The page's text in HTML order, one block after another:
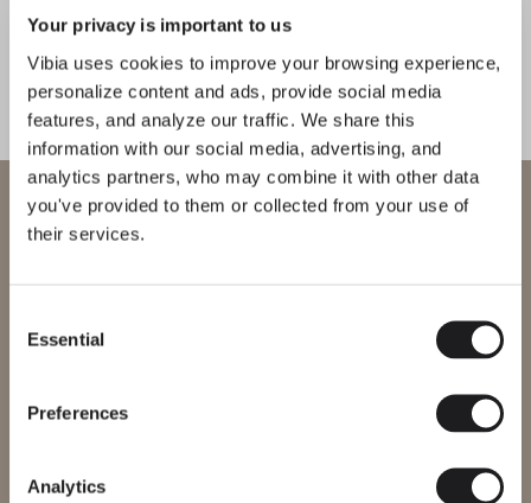
Your privacy is important to us
Vibia uses cookies to improve your browsing experience,
personalize content and ads, provide social media
features, and analyze our traffic. We share this
information with our social media, advertising, and
analytics partners, who may combine it with other data
you've provided to them or collected from your use of
their services.
Selection
Essential
Preferences
Analytics
végétation comme dans un paysage
naturel.
COMPLÉTEZ VOTRE AMBIANCE
Découvrez-en plus sur Palma et toutes nos collections. Tout lire
Quand l’éclairage imite la nature
Bienvenue chez Vibia
Veuillez sélectionner le site web correspondant à votre région afin
certifications de sécurité locales. Notez que certains produits
peuvent ne pas être disponibles dans toutes les régions.